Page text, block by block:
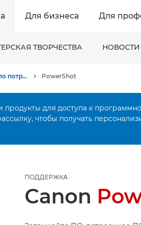
Для бизнеса Для
ТВОРЧЕСТВА
Онлайн-поддержка по потребительской продукции PowerShot
продукты для доступа к
чтобы получать
ПОДДЕРЖКА
Canon